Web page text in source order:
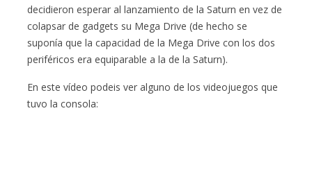
decidieron esperar al lanzamiento de la Saturn en vez de
colapsar de gadgets su Mega Drive (de hecho se
suponía que la capacidad de la Mega Drive con los dos
periféricos era equiparable a la de la Saturn).
En este vídeo podeis ver alguno de los videojuegos que
tuvo la consola: